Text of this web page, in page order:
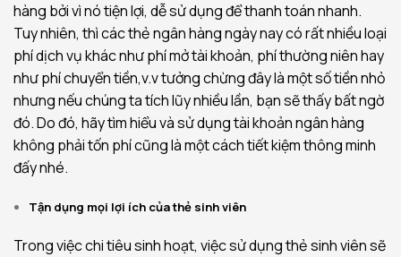
hàng bởi vì nó tiện lợi, dễ sử dụng để thanh toán nhanh.
Tuy nhiên, thì các thẻ ngân hàng ngày nay có rất nhiều loại
phí dịch vụ khác như phí mở tài khoản, phí thường niên hay
như phí chuyển tiền,v.v tưởng chừng đây là một số tiền nhỏ
nhưng nếu chúng ta tích lũy nhiều lần, bạn sẽ thấy bất ngờ
đó. Do đó, hãy tìm hiểu và sử dụng tài khoản ngân hàng
không phải tốn phí cũng là một cách tiết kiệm thông minh
đấy nhé.
Tận dụng mọi lợi ích của thẻ sinh viên
Trong việc chi tiêu sinh hoạt, việc sử dụng thẻ sinh viên sẽ